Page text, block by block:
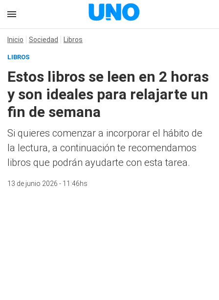
Inicio Sociedad Libros
LIBROS
Estos libros se leen en 2 horas
y son ideales para relajarte un
fin de semana
Si quieres comenzar a incorporar el hábito de
la lectura, a continuación te recomendamos
libros que podrán ayudarte con esta tarea.
13 de junio 2026 - 11:46hs